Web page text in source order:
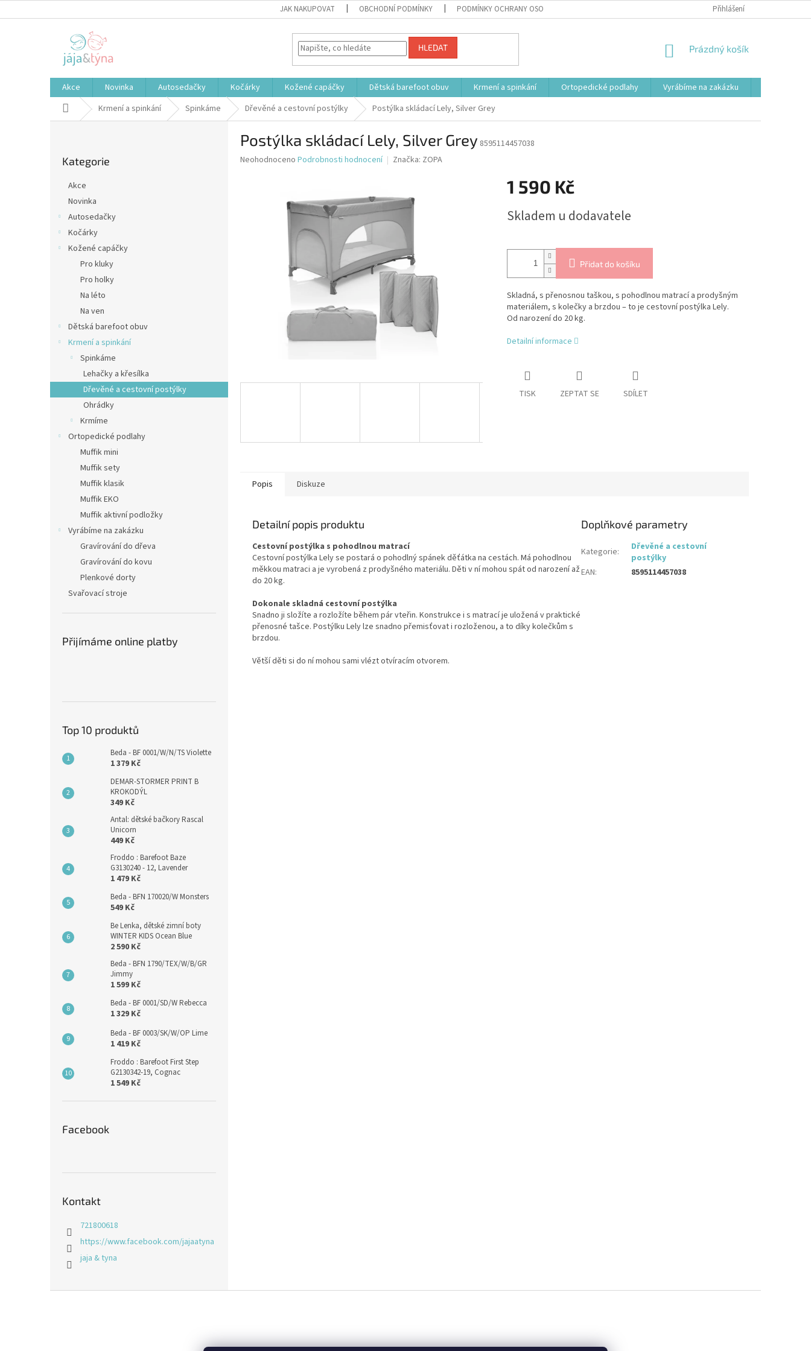
na
JAK NAKUPOVAT OBCHODNÍ PODMÍNKY PODMÍNKY OCHRANY OSOBNÍCH ÚDAJŮ Přihlášení
HLEDAT
NÁKUPNÍ
Prázdný košík
Akce Novinka Autosedačky Kočárky Kožené capáčky Dětská barefoot obuv Krmení a spinkání Ortopedické podlahy Vyrábíme na zakázku
Domů Krmení a spinkání Spinkáme Dřevěné a cestovní postýlky Postýlka skládací Lely, Silver Grey
kategorie
Kategorie
Akce
Novinka
Autosedačky
Kočárky
Kožené capáčky
Pro kluky
Pro holky
Na léto
Na ven
Dětská barefoot obuv
Krmení a spinkání
Spinkáme
Lehačky a křesílka
Dřevěné a cestovní postýlky
Ohrádky
Krmíme
Ortopedické podlahy
Muffik mini
Muffik sety
Muffik klasik
Muffik EKO
Muffik aktivní podložky
Vyrábíme na zakázku
Gravírování do dřeva
Gravírování do kovu
Plenkové dorty
Svařovací stroje
Přijímáme online platby
Top 10 produktů
Beda - BF 0001/W/N/TS Violette
1 379 Kč
DEMAR-STORMER PRINT B
KROKODÝL
349 Kč
Antal: dětské bačkory Rascal
Unicorn
449 Kč
Froddo : Barefoot Baze
G3130240 - 12, Lavender
1 479 Kč
Beda - BFN 170020/W Monsters
549 Kč
Be Lenka, dětské zimní boty
WINTER KIDS Ocean Blue
2 590 Kč
Beda - BFN 1790/TEX/W/B/GR
Jimmy
1 599 Kč
Beda - BF 0001/SD/W Rebecca
1 329 Kč
Beda - BF 0003/SK/W/OP Lime
1 419 Kč
Froddo : Barefoot First Step
G2130342-19, Cognac
1 549 Kč
Facebook
Kontakt
721800618
https://www.facebook.com/jajaatyna
jaja & tyna
Postýlka skládací Lely, Silver Grey 8595114457038
Průměrné
Neohodnoceno Podrobnosti hodnocení Značka: ZOPA
1 590 Kč
cena:
Skladem u dodavatele
Přidat do košíku
Skladná, s přenosnou taškou, s pohodlnou matrací a prodyšným
materiálem, s kolečky a brzdou – to je cestovní postýlka Lely.
Od narození do 20 kg.
Detailní informace
TISK ZEPTAT SE SDÍLET
Popis Diskuze
Detailní popis produktu
Cestovní postýlka s pohodlnou matrací
Cestovní postýlka Lely se postará o pohodlný spánek děťátka na cestách. Má pohodlnou
měkkou matraci a je vyrobená z prodyšného materiálu. Děti v ní mohou spát od narození až
do 20 kg.
Dokonale skladná cestovní postýlka
Snadno ji složíte a rozložíte během pár vteřin. Konstrukce i s matrací je uložená v praktické
přenosné tašce. Postýlku Lely lze snadno přemisťovat i rozloženou, a to díky kolečkům s
brzdou.
Větší děti si do ní mohou sami vlézt otvíracím otvorem.
Doplňkové parametry
Kategorie:
Dřevěné a cestovní
postýlky
EAN: 8595114457038